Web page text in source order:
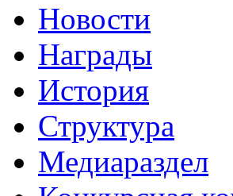
Новости
Награды
История
Структура
Медиараздел